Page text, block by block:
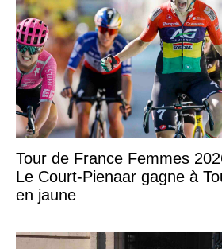
Tour de France Femmes
Le Court-Pienaar gagne à
en jaune